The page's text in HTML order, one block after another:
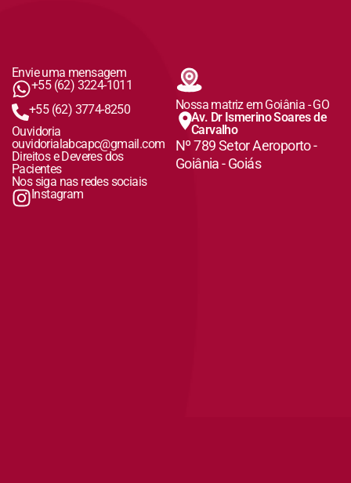
Envie uma mensagem
+55 (62) 3224-1011
+55 (62) 3774-8250
Ouvidoria
ouvidorialabcapc@gmail.com
Direitos e Deveres dos
Pacientes
Nos siga nas redes sociais
Instagram
Nossa matriz em Goiânia - GO
Av. Dr Ismerino Soares de
Carvalho
Nº 789 Setor Aeroporto -
Goiânia - Goiás